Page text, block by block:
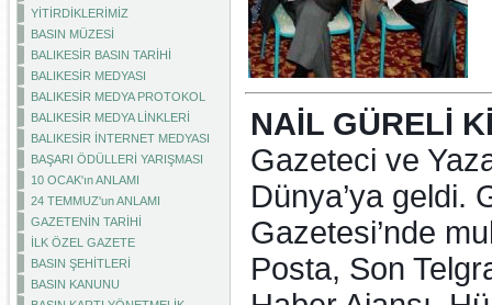
YİTİRDİKLERİMİZ
BASIN MÜZESİ
BALIKESİR BASIN TARİHİ
BALIKESİR MEDYASI
BALIKESİR MEDYA PROTOKOL
BALIKESİR MEDYA LİNKLERİ
BALIKESİR İNTERNET MEDYASI
BAŞARI ÖDÜLLERİ YARIŞMASI
10 OCAK'ın ANLAMI
24 TEMMUZ'un ANLAMI
GAZETENİN TARİHİ
İLK ÖZEL GAZETE
BASIN ŞEHİTLERİ
BASIN KANUNU
NAİL GÜRELİ
Gazeteci ve
Dünya’ya geldi.
Gazetesi’nde
Posta, Son